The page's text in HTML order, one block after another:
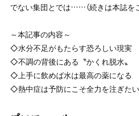
でない集団とでは……（続きは本誌を
～本記事の内容～
◇水分不足がもたらす恐ろしい現実
◇不調の背後にある〝かくれ脱水〟
◇上手に飲めば水は最高の薬になる
◇熱中症は予防にこそ全力を注ぎたい